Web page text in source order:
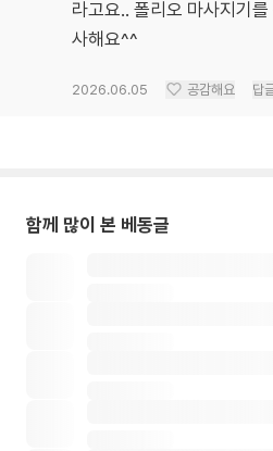
라고요.. 폴리오 마사지기
사해요^^
2026.06.05 공감해요 답
함께 많이 본 베동글